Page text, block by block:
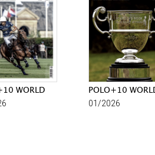
WORLD POLO+10
01/2026